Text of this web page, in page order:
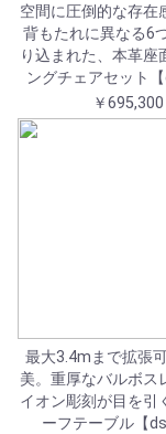
空間に圧倒的な存在
背もたれに異なる6
り込まれた、本革座
ングチェアセット【
￥695,300
最大3.4mまで拡張
美。重厚なバルボス
イオン彫刻が目を引
ーフテーブル【